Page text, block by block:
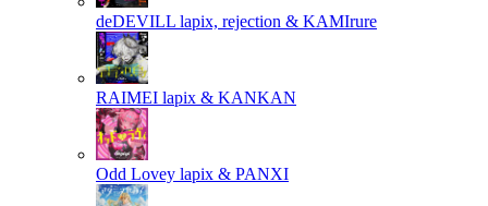
deDEVILL lapix, rejection & KAMIrure
RAIMEI lapix & KANKAN
Odd Lovey lapix & PANXI